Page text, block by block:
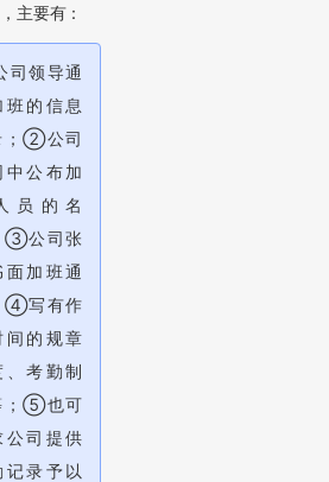
主要有：
领导通
班的信息
；②公司
中公布加
员的名
③公司张
面加班通
④写有作
间的规章
、考勤制
；⑤也可
公司提供
记录予以